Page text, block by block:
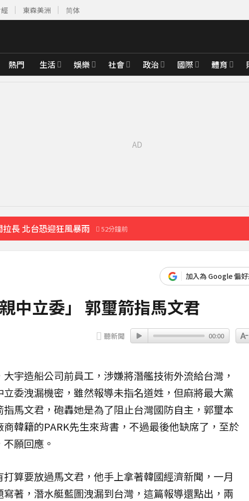
東森美洲 简体
熱門 生活 娛樂 社會 政治 國際 體育
長 北台恐迎狂風暴雨 52分鐘前
中！搶先卡位 2027
此時不生待何時
11分鐘前
加入為 Google 偏
中立委」 郭璽箭指馬文君
聽新聞 00:00
宇造船公司前員工，涉嫌將潛艦技術外流給台灣，
委洩漏機密，雖然報導未指名道姓，但麻將最大黨
指馬文君 ，砲轟她是為了阻止台灣國防自主，郭璽本
韓籍的PARK先生來背書，不過最後他缺席了，至於
願回應。
算要放過馬文君，他手上拿著韓國經濟新聞，一月
著，潛水艇藍圖洩漏到台灣，這篇報導還點出，兩